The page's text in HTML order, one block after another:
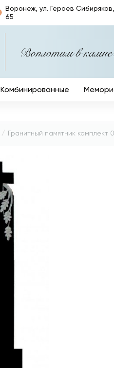
Воронеж, ул. Героев
65
Воплотим в камне
Комбинированные
Гранитный памятник комплект